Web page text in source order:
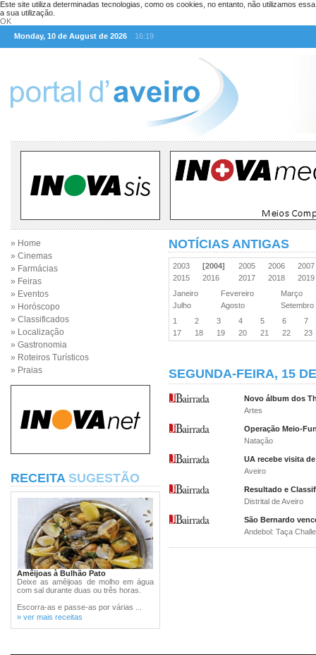
Este site utiliza determinadas tecnologias, como os cookies, no entanto, não utilizamos
a sua utilização.
OK
Monday, 10 de August de 2026
16:19
» Home
» Cinemas
» Farmácias
» Feiras
» Eventos
» Horóscopo
» Classificados
» Localização
» Gastronomia
» Roteiros Turísticos
» Praias
RECEITA SUGESTÃO
Amêijoas à Bulhão Pato
Deixe as amêijoas de molho em água
com sal durante duas ou três horas.
Escorra-as e passe-as por várias ...
» ver mais receitas
NOTÍCIAS ANTIGAS
2003 [2004] 2005 2006
2015
2016 2017 2018
Janeiro
Fevereiro
Março
Julho
Agosto
1
2 3 4 5 6
7
17
18 19 20 21 22 23
SEGUNDA-FEIRA, 15
Novo álbum dos
Artes
Operação Meio-
Natação
UA recebe visita
Aveiro
Resultado e
Distrital de Aveiro
São Bernardo
Andebol: Taça